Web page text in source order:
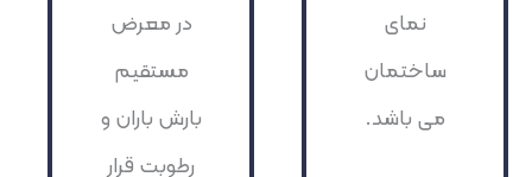
نمای
ساختمان
می باشد.
در معرض
مستقیم
بارش باران و
رطوبت قرار